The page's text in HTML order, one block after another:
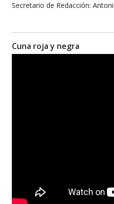
Secretario de Redacción:
Cuna roja y negra